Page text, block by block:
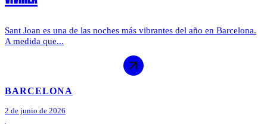
Sant Joan es una de las noches más vibrantes del año en Barcelona.
A medida que...
BARCELONA
2 de junio de 2026